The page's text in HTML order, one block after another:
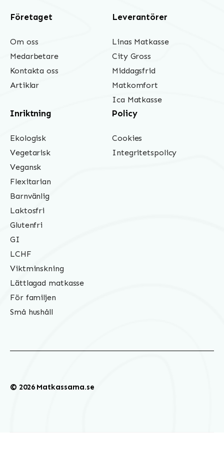
Företaget
Om oss
Medarbetare
Kontakta oss
Artiklar
Leverantörer
Linas Matkasse
City Gross
Middagsfrid
Matkomfort
Ica Matkasse
Inriktning
Ekologisk
Vegetarisk
Vegansk
Flexitarian
Barnvänlig
Laktosfri
Glutenfri
GI
LCHF
Viktminskning
Lättlagad matkasse
För familjen
Små hushåll
Policy
Cookies
Integritetspolicy
© 2026 Matkassarna.se